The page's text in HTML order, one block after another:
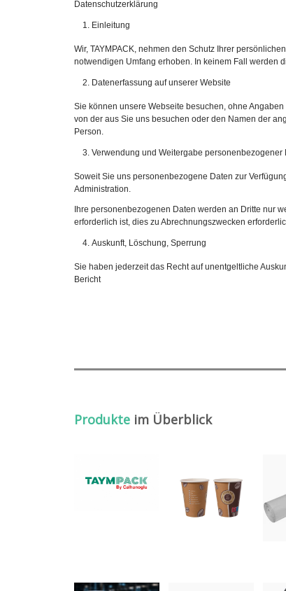
Datenschutzerklärung
Einleitung
Wir, TAYMPACK, nehmen den Schutz Ihrer
notwendigen Umfang erhoben. In keinem Fall werden
Datenerfassung auf unserer Website
Sie können unsere Webseite besuchen, ohne
von der aus Sie uns besuchen oder den Namen der
Person.
Verwendung und Weitergabe personenbezogener
Soweit Sie uns personenbezogene Daten zur
Administration.
Ihre personenbezogenen Daten werden an Dritte nur
erforderlich ist, dies zu Abrechnungszwecken
Auskunft, Löschung, Sperrung
Sie haben jederzeit das Recht auf unentgeltliche
Bericht
Produkte im Überblick